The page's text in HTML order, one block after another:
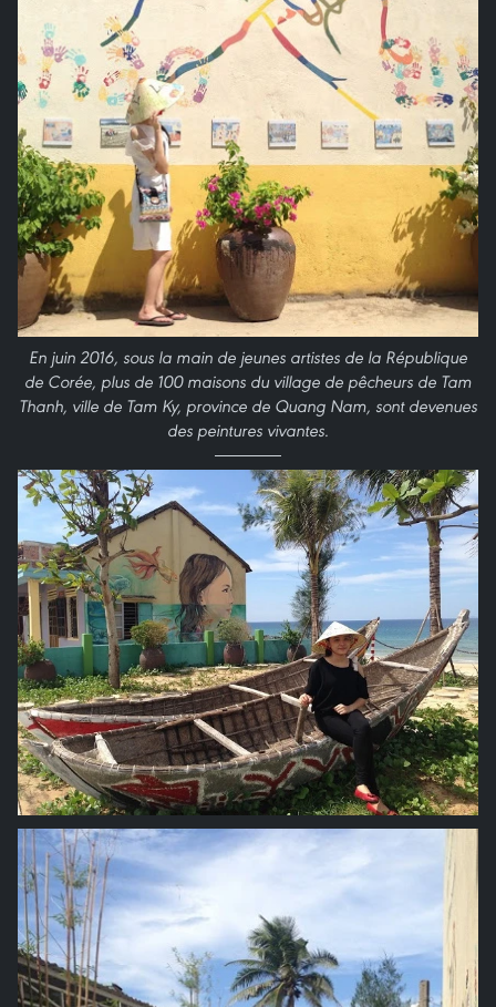
En juin 2016, sous la main de jeunes artistes de la République
de Corée, plus de 100 maisons du village de pêcheurs de Tam
Thanh, ville de Tam Ky, province de Quang Nam, sont devenues
des peintures vivantes.